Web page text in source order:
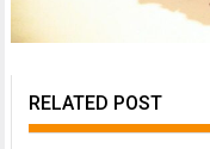
RELATED POST